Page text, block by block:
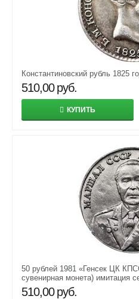
Константиновский рубль 1825
510,00 руб.
КУПИТЬ
50 рублей 1981 «Генсек ЦК
сувенирная монета) имитация
510,00 руб.